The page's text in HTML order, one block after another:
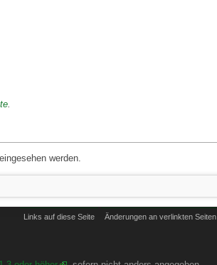
werden.
Links auf diese Seite Änderungen an verlinkten Seiten